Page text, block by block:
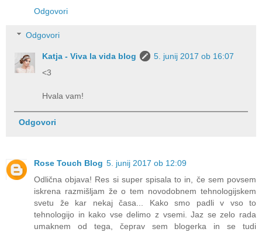
Odgovori
Odgovori
Katja - Viva la vida blog
5. junij 2017 ob 16:07
<3
Hvala vam!
Odgovori
Rose Touch Blog 5. junij 2017 ob 12:09
Odlična objava! Res si super spisala to in, če sem povsem
iskrena razmišljam že o tem novodobnem tehnologijskem
svetu že kar nekaj časa... Kako smo padli v vso to
tehnologijo in kako vse delimo z vsemi. Jaz se zelo rada
umaknem od tega, čeprav sem blogerka in se tudi